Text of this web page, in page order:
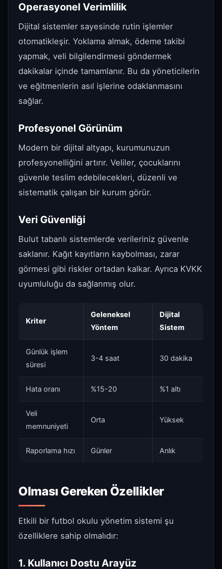
Operasyonel Verimlilik
Dijital sistemler sayesinde rutin işlemler
otomatikleşir. Yoklama almak, ödeme takibi
yapmak, veli bilgilendirmesi göndermek
dakikalar içinde tamamlanır. Bu da yöneticilerin
ve eğitmenlerin asıl işlerine odaklanmasını
sağlar.
Profesyonel Görünüm
Modern bir dijital altyapı, kurumunuzun
profesyonelliğini artırır. Veliler, çocuklarını
güvenle teslim edebilecekleri, düzenli ve
sistematik çalışan bir kurum görür.
Veri Güvenliği
Bulut tabanlı sistemlerde verileriniz güvenle
saklanır. Kağıt kayıtların kaybolması, zarar
görmesi gibi riskler ortadan kalkar. Ayrıca KVKK
uyumluluğu da sağlanmış olur.
Kriter
Geleneksel
Yöntem
Dijital
Sistem
Günlük işlem
süresi
3-4 saat 30 dakika
Hata oranı %15-20 %1 altı
Veli
memnuniyeti
Orta Yüksek
Raporlama hızı Günler Anlık
Olması Gereken Özellikler
Etkili bir futbol okulu yönetim sistemi şu
özelliklere sahip olmalıdır:
1. Kullanıcı Dostu Arayüz